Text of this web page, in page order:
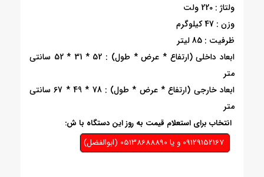
ولتاژ : 220 ولت
وزن : 47 کیلوگرم
ظرفیت : 85 لیتر
ابعاد داخلی (ارتفاع * عرض * طول) : 52 * 31 * 52 سانتی
متر
ابعاد خارجی (ارتفاع * عرض * طول) : 78 * 49 * 67 سانتی
متر
انتخاب برای استعلام قیمت به روز این دستگاه با ش: